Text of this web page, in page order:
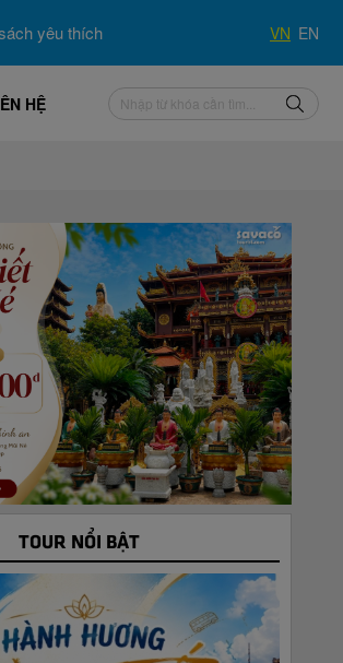
yêu thích VN EN
HỆ
TOUR NỔI BẬT